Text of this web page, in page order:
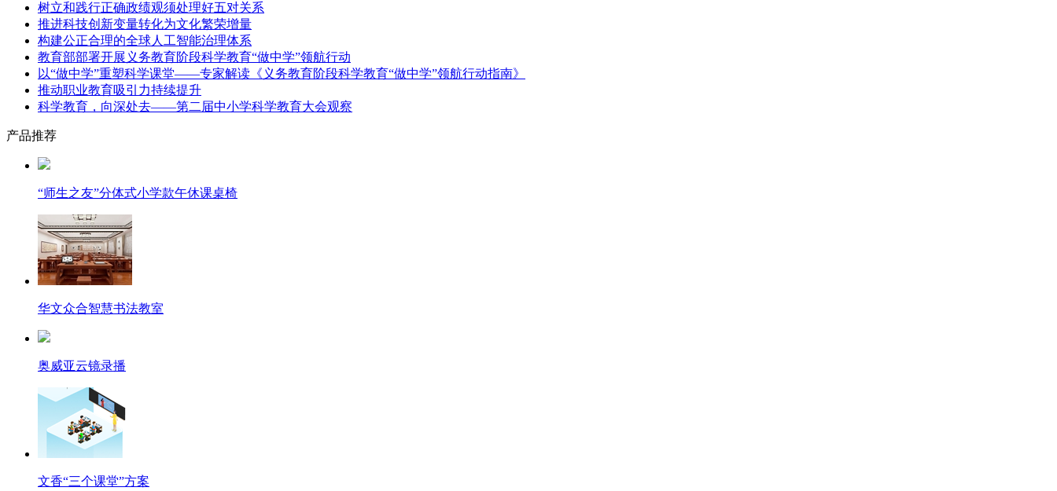
树立和践行正确政绩观须处理好五对关系
推进科技创新变量转化为文化繁荣增量
构建公正合理的全球人工智能治理体系
教育部部署开展义务教育阶段科学教育“做中学”领航行动
以“做中学”重塑科学课堂——专家解读《义务教育阶段科学教育“做中学”领航行动指南》
推动职业教育吸引力持续提升
科学教育，向深处去——第二届中小学科学教育大会观察
产品推荐
“师生之友”分体式小学款午休课桌椅
华文众合智慧书法教室
奥威亚云镜录播
文香“三个课堂”方案